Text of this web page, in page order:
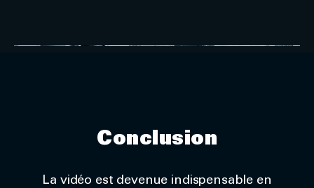
Conclusion
La vidéo est devenue indispensable en